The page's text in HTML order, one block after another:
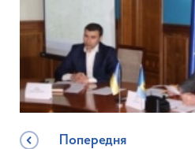
Попередня